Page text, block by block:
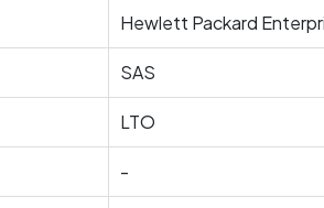
Hewlett Packard
SAS
LTO
-